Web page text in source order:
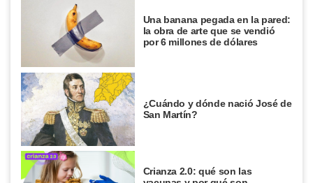
Una banana pegada en la pared:
la obra de arte que se vendió
por 6 millones de dólares
¿Cuándo y dónde nació José de
San Martín?
Crianza 2.0: qué son las